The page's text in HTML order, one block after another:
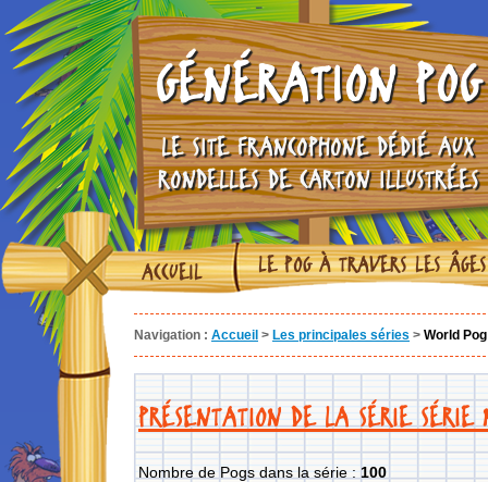
GÉNÉRATION POG
LE SITE FRANCOPHONE DÉDIÉ AUX
RONDELLES DE CARTON ILLUSTRÉES
ACCUEIL LE POG À TRAVERS LES ÂGES
Navigation : Accueil > Les principales séries > World
PRÉSENTATION DE LA SÉRIE
Nombre de Pogs dans la série : 100